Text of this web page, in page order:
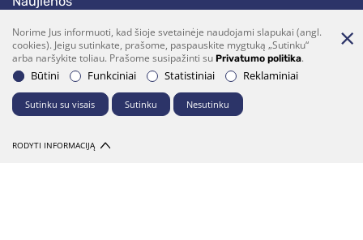
skelbimai
darbotvarkės
Bendraukime
Norime Jus informuoti, kad šioje svetainėje naudojami slapukai (angl.
cookies). Jeigu sutinkate, prašome, paspauskite mygtuką „Sutinku“
arba naršykite toliau. Prašome susipažinti su Privatumo politika.
Būtini
Funkciniai Statistiniai Reklaminiai
Sutinku su visais Sutinku Nesutinku
RODYTI INFORMACIJĄ